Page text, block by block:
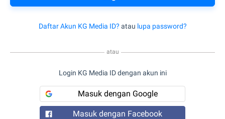
Daftar Akun KG Media ID? atau lupa password?
atau
Login KG Media ID dengan akun ini
Masuk dengan Google
Masuk dengan Facebook